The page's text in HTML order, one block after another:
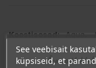
Koostisosad:
Aqua,
Alcohol,
Glyceryl Caprylate
See veebisait
küpsiseid, etÄra veel lahku!